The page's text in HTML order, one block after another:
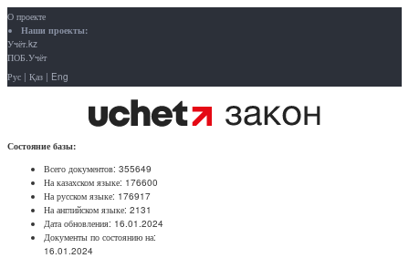
О проекте
Наши проекты:
Учёт.kz
ПОБ.Учёт
Рус | Қаз | Eng
Состояние базы:
Всего документов: 355649
На казахском языке: 176600
На русском языке: 176917
На английском языке: 2131
Дата обновления: 16.01.2024
Документы по состоянию на:
16.01.2024